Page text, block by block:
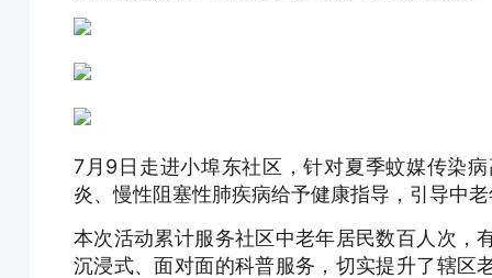
7月9日走进小埠东社区，针对夏季蚊媒传染
炎、慢性阻塞性肺疾病给予健康指导，引导中
本次活动累计服务社区中老年居民数百人次，
沉浸式、面对面的科普服务，切实提升了辖区